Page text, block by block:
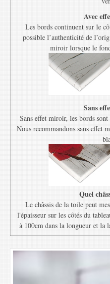
Avec
Les bords continuent sur le
possible l’authenticité de
miroir lorsque le
Sans
Sans effet miroir, les bords
Nous recommandons sans effet
Quel
Le châssis de la toile peut
l'épaisseur sur les côtés du
à 100cm dans la longueur et la